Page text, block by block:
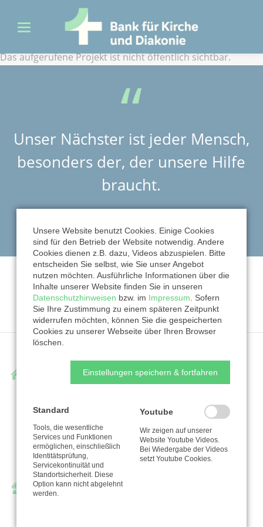
Das aufgerufene Projekt ist nicht öffentlich sichtbar.
Unser Nächster ist jeder Mensch,
besonders der, der unsere Hilfe
braucht.
NAVIGATION
ÜBERSPRINGEN
REGISTRIERUNG FAQ
NUTZUNGSBEDINGUNGEN IMPRESSUM
DATENSCHUTZHINWEISE
Bank für Kirche und Diakonie eG
Schwanenwall 27
44135 Dortmund
Kontakt
Unsere Website benutzt Cookies. Einige Cookies
sind für den Betrieb der Website notwendig. Andere
Cookies dienen z.B. dazu, Videos abzuspielen. Bitte
entscheiden Sie selbst, wie Sie unser Angebot
nutzen möchten. Ausführliche Informationen über die
Inhalte unserer Website finden Sie in unseren
Datenschutzhinweisen bzw. im Impressum . Sofern
Sie Ihre Zustimmung zu einem späteren Zeitpunkt
widerrufen möchten, können Sie die gespeicherten
Cookies zu unserer Webseite über Ihren Browser
löschen.
Einstellungen speichern & fortfahren
Standard
Tools, die wesentliche
Services und Funktionen
ermöglichen, einschließlich
Identitätsprüfung,
Servicekontinuität und
Standortsicherheit. Diese
Option kann nicht abgelehnt
werden.
Youtube
Wir zeigen auf unserer
Website Youtube Videos.
Bei Wiedergabe der Videos
setzt Youtube Cookies.